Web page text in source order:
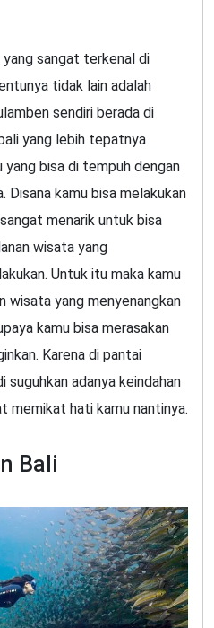
sangat terkenal di
tidak lain adalah
sendiri berada di
yang lebih tepatnya
bisa di tempuh dengan
Disana kamu bisa melakukan
menarik untuk bisa
wisata yang
Untuk itu maka kamu
wisata yang menyenangkan
kamu bisa merasakan
Karena di pantai
suguhkan adanya keindahan
memikat hati kamu nantinya.
Bali